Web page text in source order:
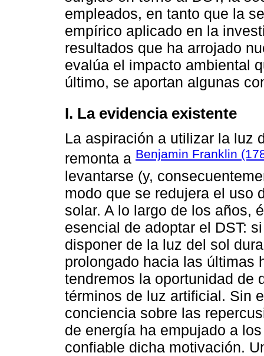
empleados, en tanto que la
empírico aplicado en la
resultados que ha arrojado
evalúa el impacto ambiental
último, se aportan algunas
I. La evidencia existente
La aspiración a utilizar la luz
remonta a Benjamin Franklin
levantarse (y,
modo que se redujera el uso
solar. A lo largo de los años,
esencial de adoptar el DST:
disponer de la luz del sol
prolongado hacia las últimas
tendremos la oportunidad de
términos de luz artificial. Sin
conciencia sobre las
de energía ha empujado a
confiable dicha motivación.